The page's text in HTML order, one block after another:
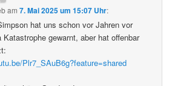
am7. Mai 2025 um 15:07 Uhr:
hat uns schon vor Jahren vor
Katastrophe gewarnt, aber hat offenbar
Plr7_SAuB6g?feature=shared